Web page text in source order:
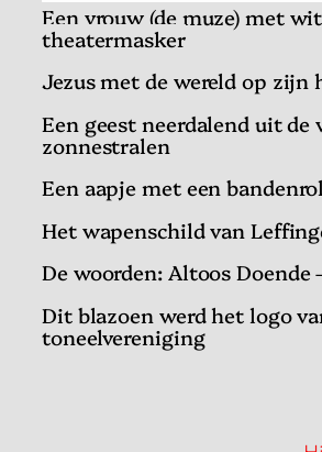
Een vrouw (de muze) met
theatermasker
Jezus met de wereld op zijn
Een geest neerdalend uit
zonnestralen
Een aapje met een bandenrol
Het wapenschild van
De woorden: Altoos Doende
Dit blazoen werd het logo
toneelvereniging